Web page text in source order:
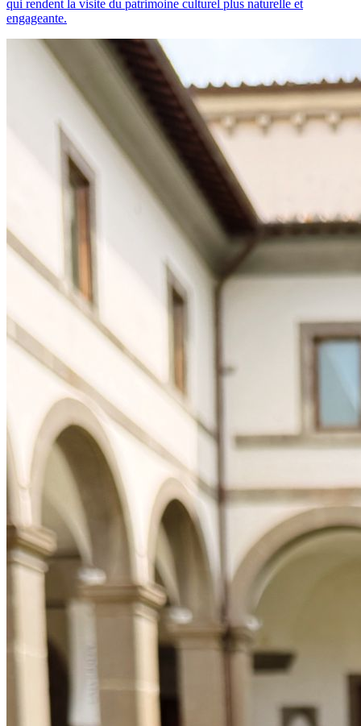
qui rendent la visite du patrimoine culturel plus naturelle et
engageante.